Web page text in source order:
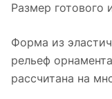
Размер
Форма из
рельеф
рассчитана на